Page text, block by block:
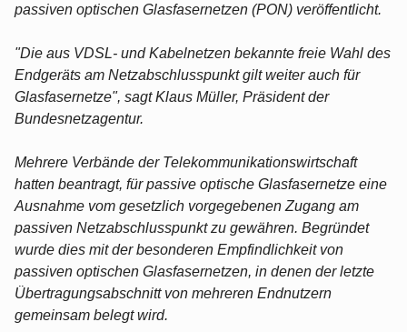
passiven optischen Glasfasernetzen (PON) veröffentlicht.
"Die aus VDSL- und Kabelnetzen bekannte freie Wahl des
Endgeräts am Netzabschlusspunkt gilt weiter auch für
Glasfasernetze", sagt Klaus Müller, Präsident der
Bundesnetzagentur.
Mehrere Verbände der Telekommunikationswirtschaft
hatten beantragt, für passive optische Glasfasernetze eine
Ausnahme vom gesetzlich vorgegebenen Zugang am
passiven Netzabschlusspunkt zu gewähren. Begründet
wurde dies mit der besonderen Empfindlichkeit von
passiven optischen Glasfasernetzen, in denen der letzte
Übertragungsabschnitt von mehreren Endnutzern
gemeinsam belegt wird.